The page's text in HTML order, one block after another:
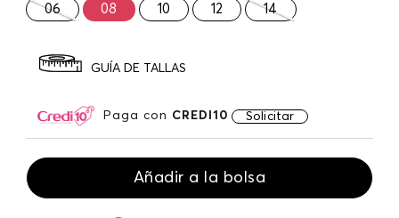
06 08 10 12 14
GUÍA DE TALLAS
Paga con CREDI10 Solicitar
Añadir a la bolsa